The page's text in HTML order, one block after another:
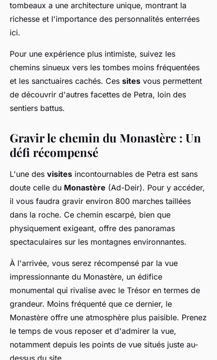
tombeaux a une architecture unique, montrant la
richesse et l'importance des personnalités enterrées
ici.
Pour une expérience plus intimiste, suivez les
chemins sinueux vers les tombes moins fréquentées
et les sanctuaires cachés. Ces sites vous permettent
de découvrir d'autres facettes de Petra, loin des
sentiers battus.
Gravir le chemin du Monastère : Un
défi récompensé
L'une des visites incontournables de Petra est sans
doute celle du Monastère (Ad-Deir). Pour y accéder,
il vous faudra gravir environ 800 marches taillées
dans la roche. Ce chemin escarpé, bien que
physiquement exigeant, offre des panoramas
spectaculaires sur les montagnes environnantes.
À l'arrivée, vous serez récompensé par la vue
impressionnante du Monastère, un édifice
monumental qui rivalise avec le Trésor en termes de
grandeur. Moins fréquenté que ce dernier, le
Monastère offre une atmosphère plus paisible. Prenez
le temps de vous reposer et d'admirer la vue,
notamment depuis les points de vue situés juste au-